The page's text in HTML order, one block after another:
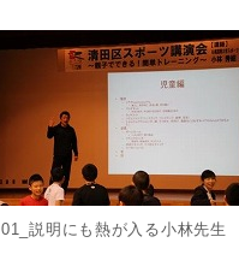
01_説明にも熱が入る小林先生